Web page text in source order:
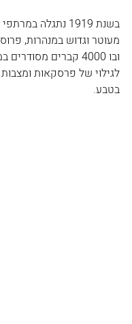
לגילוי של פרסקאות
בטבע.